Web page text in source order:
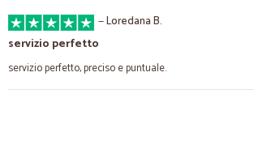
—Loredana B.
servizio perfetto
servizio perfetto, preciso e puntuale.